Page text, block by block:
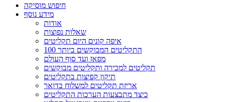
חיפוש מוסיקה
מידע נוסף
אודות
שאלות נפוצות
איפה קונים היום תקליטים
100 התקליטים המבוקשים ביותר
מפאז ועד סוף העולם
תקליטים למכירה ותקליטים מבוקשים
תיקון קפיצות בתקליטים
אריזת תקליטים למשלוח בדואר
כיצד מתבצעות הערכות התקליטים